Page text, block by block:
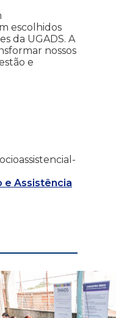
escolhidos
da UGADS. A
nossos
e
e Assistência